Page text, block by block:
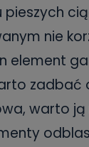
nie
element
zadbać
warto